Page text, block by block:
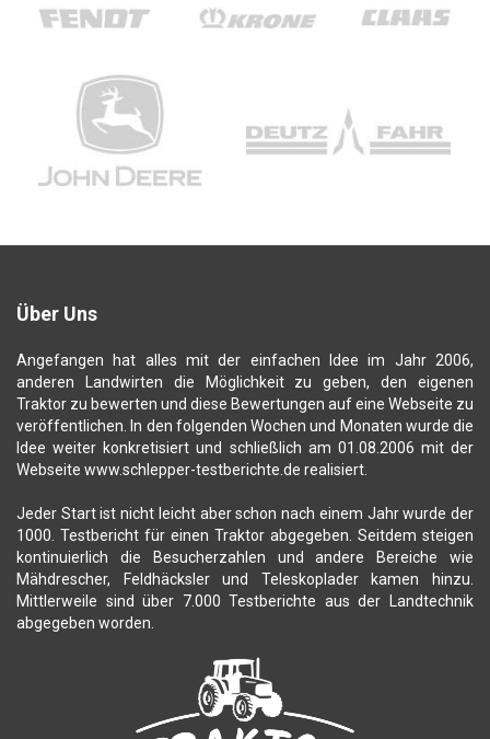
Über Uns
Angefangen hat alles mit der einfachen Idee im Jahr 2006,
anderen Landwirten die Möglichkeit zu geben, den eigenen
Traktor zu bewerten und diese Bewertungen auf eine Webseite zu
veröffentlichen. In den folgenden Wochen und Monaten wurde die
Idee weiter konkretisiert und schließlich am 01.08.2006 mit der
Webseite www.schlepper-testberichte.de realisiert.
Jeder Start ist nicht leicht aber schon nach einem Jahr wurde der
1000. Testbericht für einen Traktor abgegeben. Seitdem steigen
kontinuierlich die Besucherzahlen und andere Bereiche wie
Mähdrescher, Feldhäcksler und Teleskoplader kamen hinzu.
Mittlerweile sind über 7.000 Testberichte aus der Landtechnik
abgegeben worden.